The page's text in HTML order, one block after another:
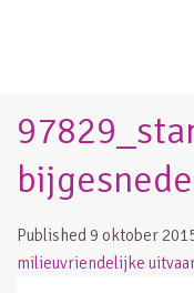
Published 9 oktober
milieuvriendelijke